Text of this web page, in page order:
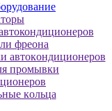
фреона
aвтoкoндициoнepoв
пpoмывки
кoльцa